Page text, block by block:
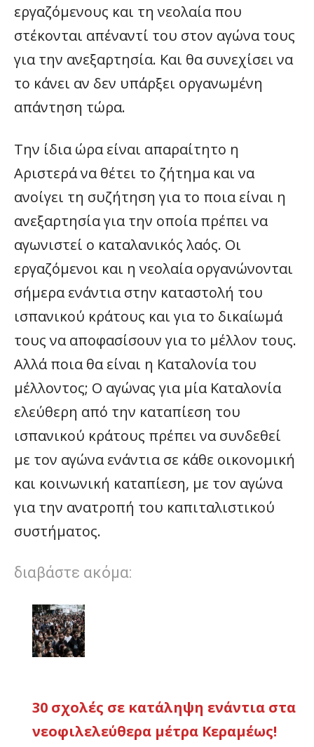
εργαζόμενους και τη νεολαία που
στέκονται απέναντί του στον αγώνα τους
για την ανεξαρτησία. Και θα συνεχίσει να
το κάνει αν δεν υπάρξει οργανωμένη
απάντηση τώρα.
Την ίδια ώρα είναι απαραίτητο η
Αριστερά να θέτει το ζήτημα και να
ανοίγει τη συζήτηση για το ποια είναι η
ανεξαρτησία για την οποία πρέπει να
αγωνιστεί ο καταλανικός λαός. Οι
εργαζόμενοι και η νεολαία οργανώνονται
σήμερα ενάντια στην καταστολή του
ισπανικού κράτους και για το δικαίωμά
τους να αποφασίσουν για το μέλλον τους.
Αλλά ποια θα είναι η Καταλονία του
μέλλοντος; Ο αγώνας για μία Καταλονία
ελεύθερη από την καταπίεση του
ισπανικού κράτους πρέπει να συνδεθεί
με τον αγώνα ενάντια σε κάθε οικονομική
και κοινωνική καταπίεση, με τον αγώνα
για την ανατροπή του καπιταλιστικού
συστήματος.
διαβάστε ακόμα:
30 σχολές σε κατάληψη ενάντια στα
νεοφιλελεύθερα μέτρα Κεραμέως!